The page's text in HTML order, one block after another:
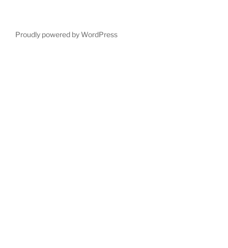
Proudly powered by WordPress